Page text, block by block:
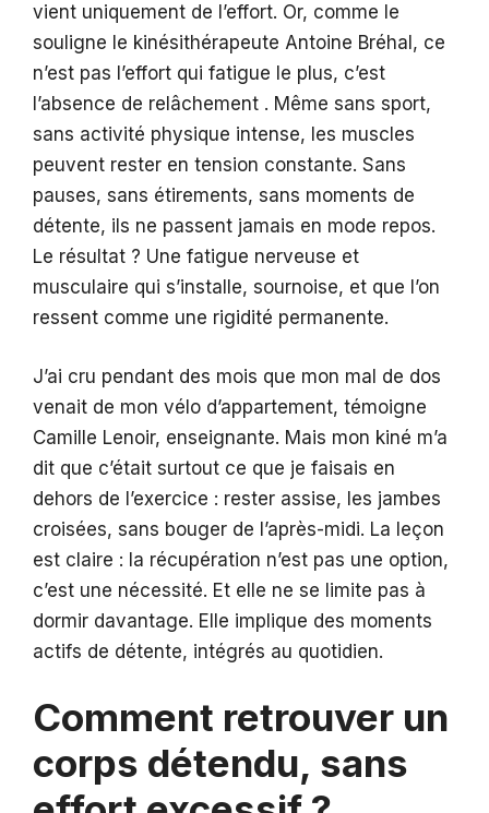
vient uniquement de l’effort. Or, comme le
souligne le kinésithérapeute Antoine Bréhal, ce
n’est pas l’effort qui fatigue le plus, c’est
l’absence de relâchement . Même sans sport,
sans activité physique intense, les muscles
peuvent rester en tension constante. Sans
pauses, sans étirements, sans moments de
détente, ils ne passent jamais en mode repos.
Le résultat ? Une fatigue nerveuse et
musculaire qui s’installe, sournoise, et que l’on
ressent comme une rigidité permanente.
J’ai cru pendant des mois que mon mal de dos
venait de mon vélo d’appartement, témoigne
Camille Lenoir, enseignante. Mais mon kiné m’a
dit que c’était surtout ce que je faisais en
dehors de l’exercice : rester assise, les jambes
croisées, sans bouger de l’après-midi. La leçon
est claire : la récupération n’est pas une option,
c’est une nécessité. Et elle ne se limite pas à
dormir davantage. Elle implique des moments
actifs de détente, intégrés au quotidien.
Comment retrouver un
corps détendu, sans